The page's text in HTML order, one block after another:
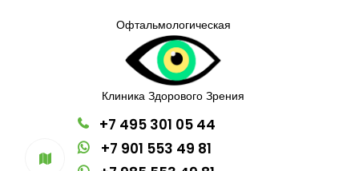
Офтальмологическая
Клиника Здорового Зрения
+7 495 301 05 44
+7 901 553 49 81